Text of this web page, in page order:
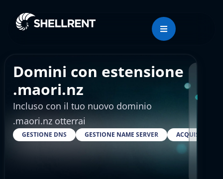
Domini con estensione
.maori.nz
Incluso con il tuo nuovo dominio
.maori.nz otterrai
GESTIONE DNS GESTIONE NAME SERVER ACQUISTARE